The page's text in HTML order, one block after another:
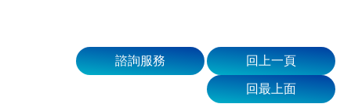
諮詢服務 回上一頁
回最上面